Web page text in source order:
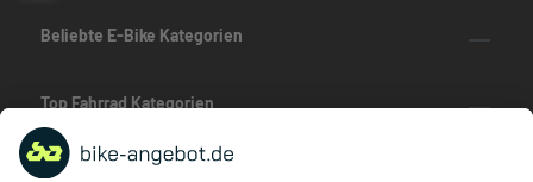
Beliebte E-Bike Kategorien
Top Fahrrad Kategorien
Beliebte Fahrrad-Kategorien